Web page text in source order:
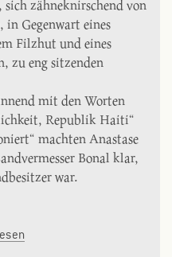
sich zähneknirschend von
in Gegenwart eines
Filzhut und eines
zu eng sitzenden
mit den Worten
Republik Haiti“
machten Anastase
Bonal klar,
war.